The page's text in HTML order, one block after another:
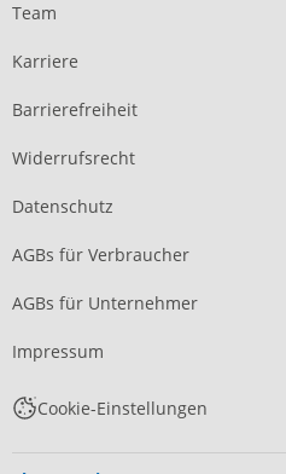
Team
Karriere
Barrierefreiheit
Widerrufsrecht
Datenschutz
AGBs für Verbraucher
AGBs für Unternehmer
Impressum
Cookie-Einstellungen